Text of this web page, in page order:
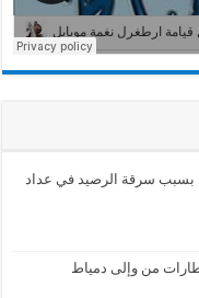
بسبب سرقة الرصيد في عداد
من وإلى دمياط